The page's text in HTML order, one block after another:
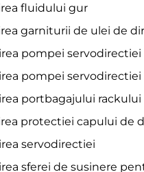
fluidului gur
garniturii de ulei de
pompei servodirectiei
pompei servodirectiei
portbagajului
protectiei capului de
servodirectiei
sferei de susinere